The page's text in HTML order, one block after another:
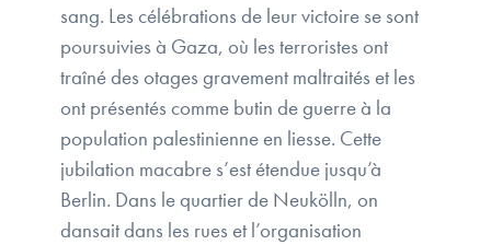
sang. Les célébrations de leur victoire se sont
poursuivies à Gaza, où les terroristes ont
traîné des otages gravement maltraités et les
ont présentés comme butin de guerre à la
population palestinienne en liesse. Cette
jubilation macabre s’est étendue jusqu’à
Berlin. Dans le quartier de Neukölln, on
dansait dans les rues et l’organisation